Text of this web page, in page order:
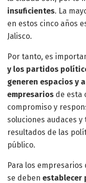
insuficientes. La
en estos cinco años
Jalisco.
Por tanto, es
y los partidos
generen espacios y
empresarios de esta
compromiso y
soluciones audaces
resultados de las
público.
Para los empresarios
se deben establecer